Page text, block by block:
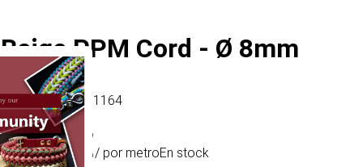
Beige PPM Cord - Ø 8mm
Artículo # MT011164
1,05 €/ por metroEn stock